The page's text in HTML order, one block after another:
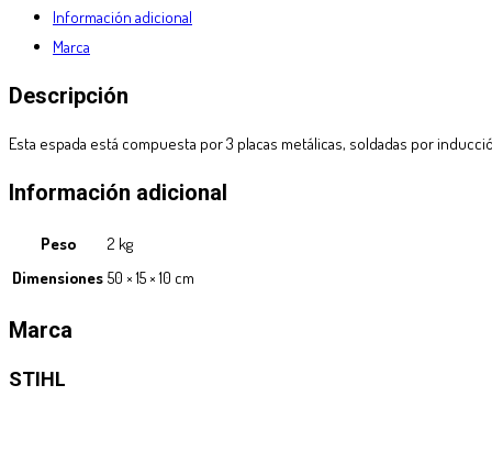
Información adicional
Marca
Descripción
Esta espada está compuesta por 3 placas metálicas, soldadas por
Información adicional
Peso
2 kg
Dimensiones 50 × 15 × 10 cm
Marca
STIHL